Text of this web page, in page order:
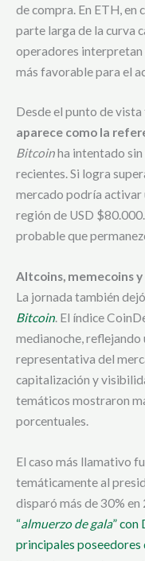
de compra. En ETH, en
parte larga de la curva
operadores interpretan
más favorable para el
Desde el punto de vista
aparece como la
Bitcoinha intentado
recientes. Si logra
mercado podría activar
región de USD
probable que
Altcoins, memecoins
La jornada también
Bitcoin. El índice
medianoche,
representativa del
capitalización y
temáticos mostraron
porcentuales.
El caso más llamativo
temáticamente al
disparó más de 30% en
“almuerzo de gala” con
principales poseedores